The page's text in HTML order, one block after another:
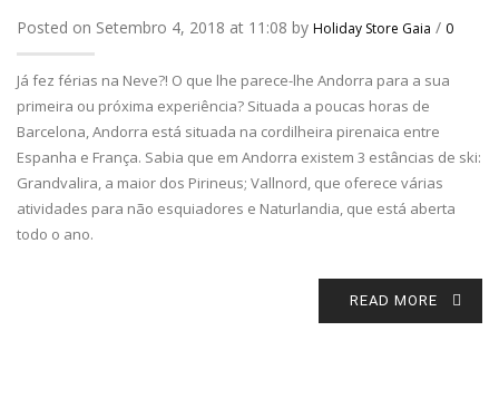
Posted on Setembro 4, 2018 at 11:08 by Holiday Store Gaia / 0
Já fez férias na Neve?! O que lhe parece-lhe Andorra para a sua
primeira ou próxima experiência? Situada a poucas horas de
Barcelona, Andorra está situada na cordilheira pirenaica entre
Espanha e França. Sabia que em Andorra existem 3 estâncias de ski:
Grandvalira, a maior dos Pirineus; Vallnord, que oferece várias
atividades para não esquiadores e Naturlandia, que está aberta
todo o ano.
READ MORE